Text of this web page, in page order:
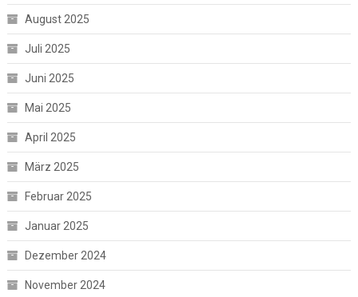
August 2025
Juli 2025
Juni 2025
Mai 2025
April 2025
März 2025
Februar 2025
Januar 2025
Dezember 2024
November 2024